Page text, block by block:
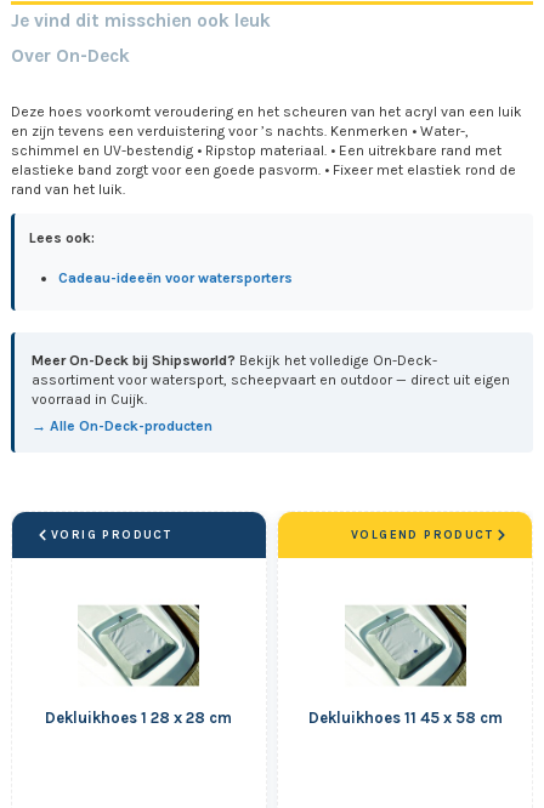
Je vind dit misschien ook leuk
Over On-Deck
Deze hoes voorkomt veroudering en het scheuren van het acryl van een luik
en zijn tevens een verduistering voor ’s nachts. Kenmerken • Water-,
schimmel en UV-bestendig • Ripstop materiaal. • Een uitrekbare rand met
elastieke band zorgt voor een goede pasvorm. • Fixeer met elastiek rond de
rand van het luik.
Lees ook:
Cadeau-ideeën voor watersporters
Meer On-Deck bij Shipsworld? Bekijk het volledige On-Deck-
assortiment voor watersport, scheepvaart en outdoor — direct uit eigen
voorraad in Cuijk.
→ Alle On-Deck-producten
VORIG PRODUCT
Dekluikhoes 1 28 x 28 cm Dekluikhoes 11 45 x 58 cm
VOLGEND PRODUCT